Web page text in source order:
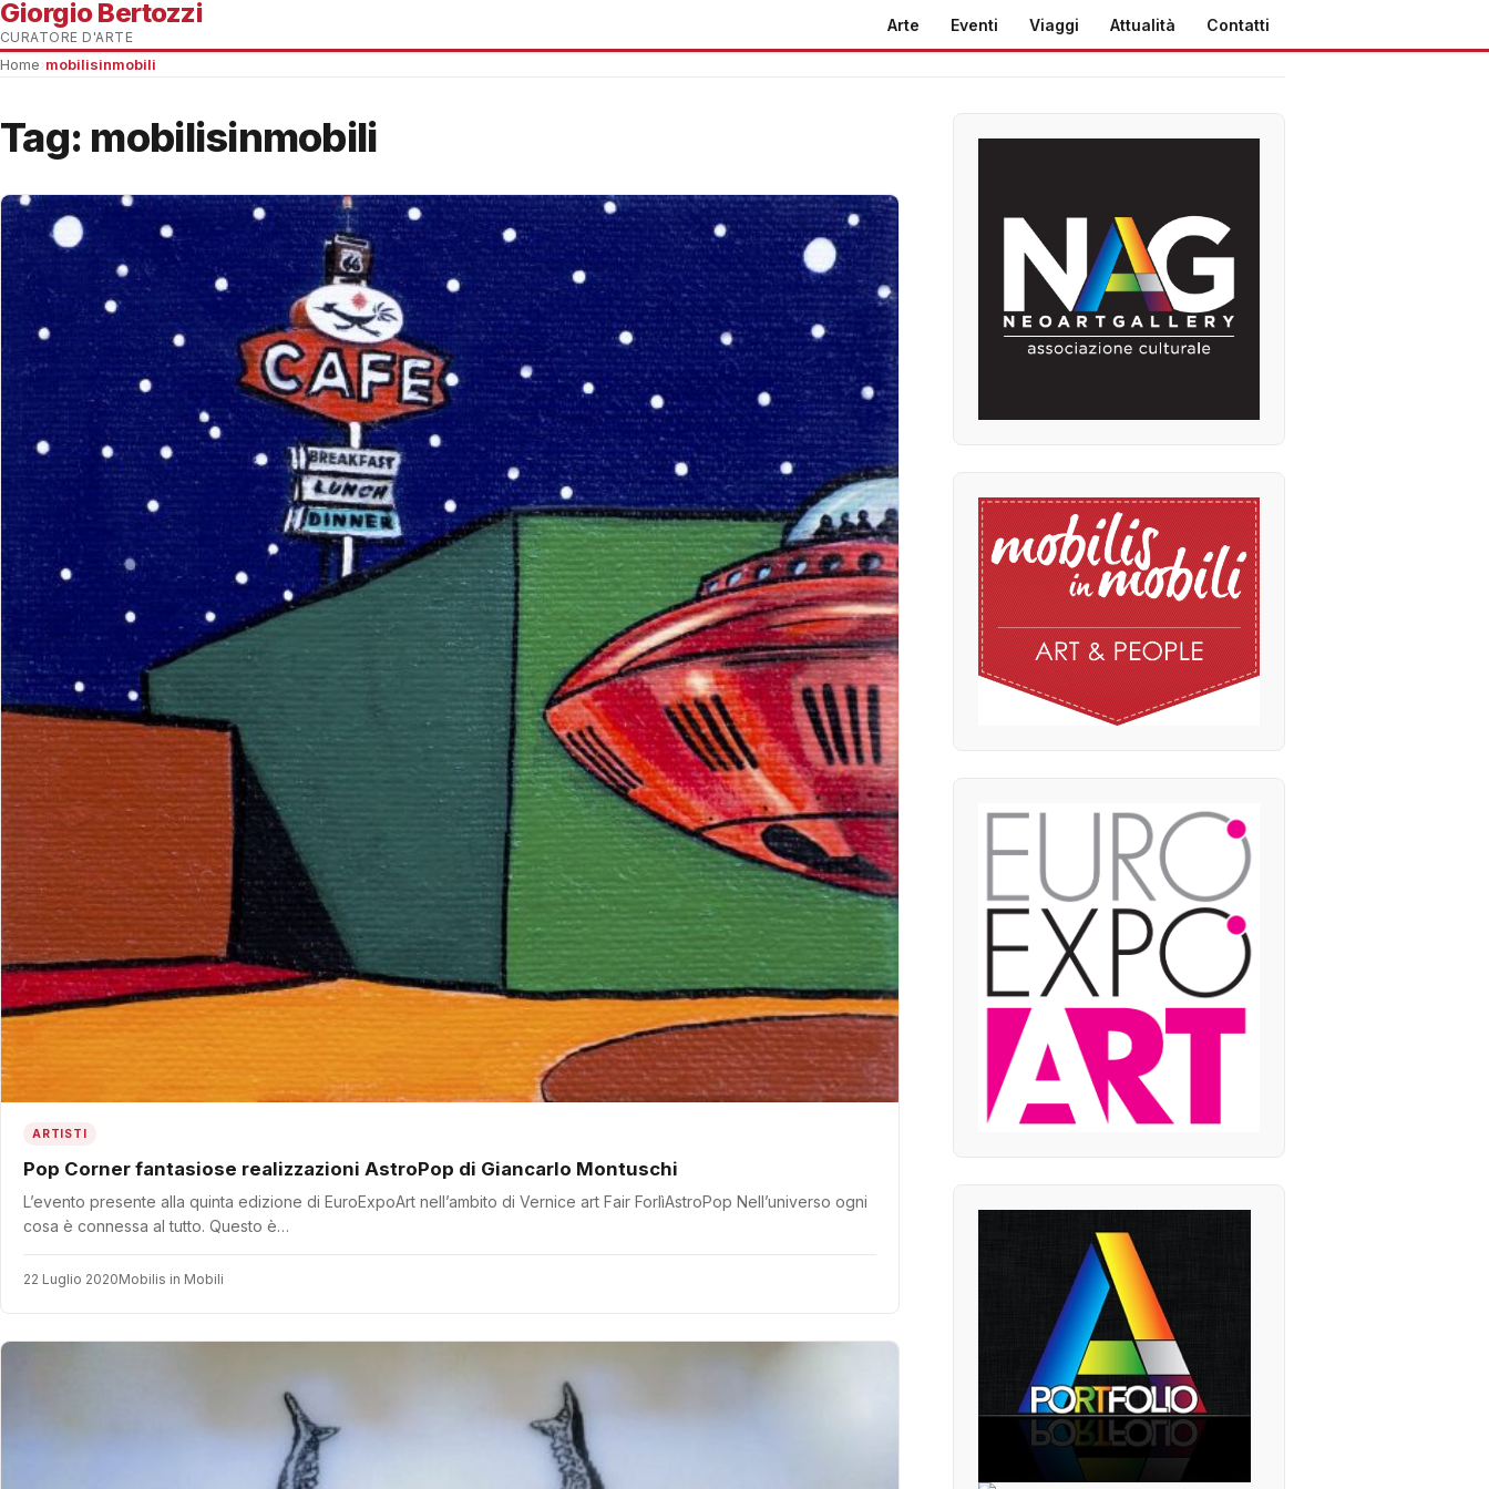
Giorgio Bertozzi
CURATORE D'ARTE
Arte Eventi Viaggi Attualità Contatti
Home mobilisinmobili
Tag: mobilisinmobili
ARTISTI
Pop Corner fantasiose realizzazioni AstroPop di Giancarlo Montuschi
L’evento presente alla quinta edizione di EuroExpoArt nell’ambito di Vernice art Fair ForlìAstroPop Nell’universo ogni
cosa è connessa al tutto. Questo è…
22 Luglio 2020Mobilis in Mobili